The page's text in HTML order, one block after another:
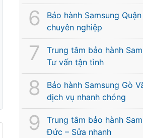
Bảo hành Samsung
chuyên nghiệp
Trung tâm bảo hành
Tư vấn tận tình
Bảo hành Samsung Gò
dịch vụ nhanh chóng
Trung tâm bảo hành
Đức – Sửa nhanh